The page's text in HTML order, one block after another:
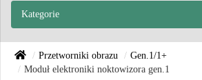
Kategorie
Przetworniki obrazu
Gen.1/1+
Moduł elektroniki noktowizora gen.1